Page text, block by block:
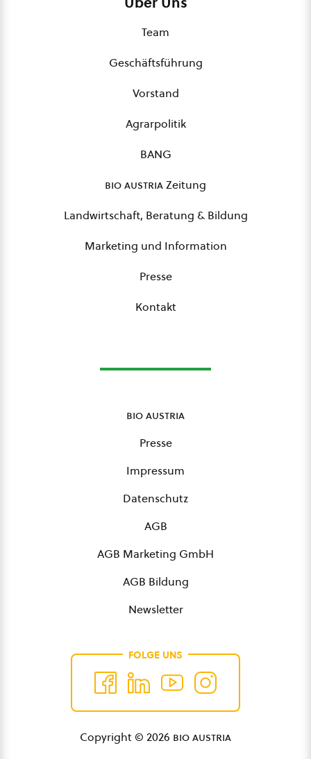
Team
Geschäftsführung
Vorstand
Agrarpolitik
BANG
bio austriaZeitung
Landwirtschaft, Beratung & Bildung
Marketing und Information
Presse
Kontakt
bio austria
Presse
Impressum
Datenschutz
AGB
AGB Marketing GmbH
AGB Bildung
Newsletter
FOLGE UNS
Copyright © 2026 bio austria